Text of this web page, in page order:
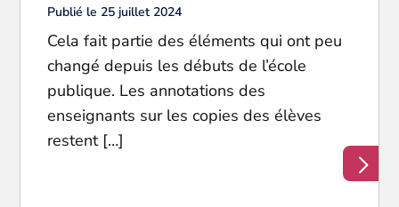
Publié le 25 juillet 2024
Cela fait partie des éléments qui ont peu
changé depuis les débuts de l’école
publique. Les annotations des
enseignants sur les copies des élèves
restent […]